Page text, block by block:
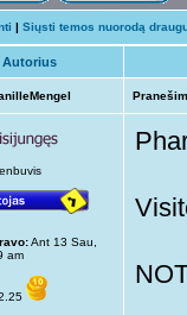
| Siųsti temos nuorodą
Autorius
Ant 13 Sau,
am